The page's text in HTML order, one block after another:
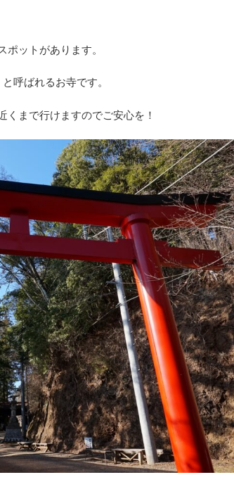
ポットがあります。
と呼ばれるお寺です。
まで行けますのでご安心を！